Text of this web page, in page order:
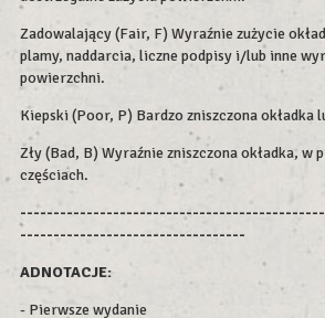
Zadowalający (Fair, F) Wyraźnie zużycie
plamy, naddarcia, liczne podpisy i/lub inne
powierzchni.
Kiepski (Poor, P) Bardzo zniszczona okładka
Zły (Bad, B) Wyraźnie zniszczona okładka, w
częściach.
----------------------------------
ADNOTACJE:
- Pierwsze wydanie